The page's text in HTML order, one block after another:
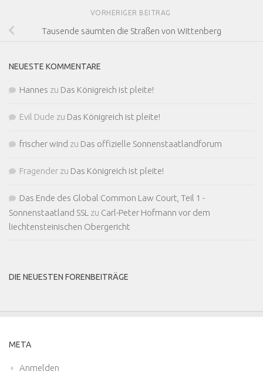
VORHERIGER BEITRAG
Tausende säumten die Straßen von Wittenberg
NEUESTE KOMMENTARE
Hannes zu Das Königreich ist pleite!
Evil Dude zu Das Königreich ist pleite!
frischer wind zu Das offizielle Sonnenstaatlandforum
Fragender zu Das Königreich ist pleite!
Das Ende des Global Common Law Court, Teil 1 -
Sonnenstaatland SSL zu Carl-Peter Hofmann vor dem
liechtensteinischen Obergericht
DIE NEUESTEN FORENBEITRÄGE
META
Anmelden